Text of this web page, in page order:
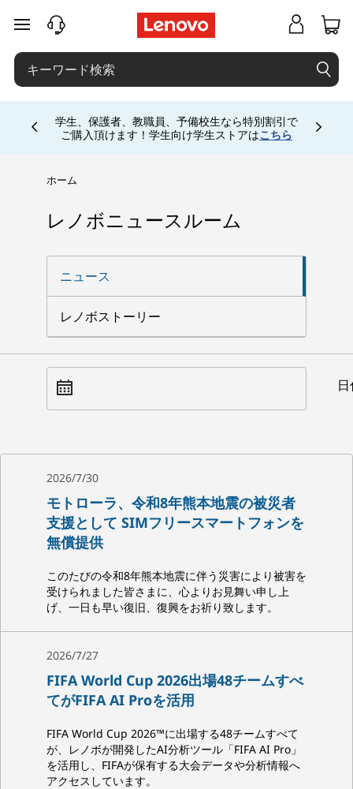
e
n
メインコンテンツにスキップする
学生、保護者、教職員、予備校生なら特別割引で
ご購入頂けます！学生向け学生ストアはこちら
Currently displaying item 4 of
ホーム
レノボニュースルーム
ニュース
レノボストーリー
2026/7/30
モトローラ、令和8年熊本地震の被災者
支援として SIMフリースマートフォンを
無償提供
このたびの令和8年熊本地震に伴う災害により被害を
受けられました皆さまに、心よりお見舞い申し上
げ、一日も早い復旧、復興をお祈り致します。
2026/7/27
FIFA World Cup 2026出場48チームすべ
てがFIFA AI Proを活用
FIFA World Cup 2026™に出場する48チームすべて
が、レノボが開発したAI分析ツール「FIFA AI Pro」
を活用し、FIFAが保有する大会データや分析情報へ
アクセスしています。